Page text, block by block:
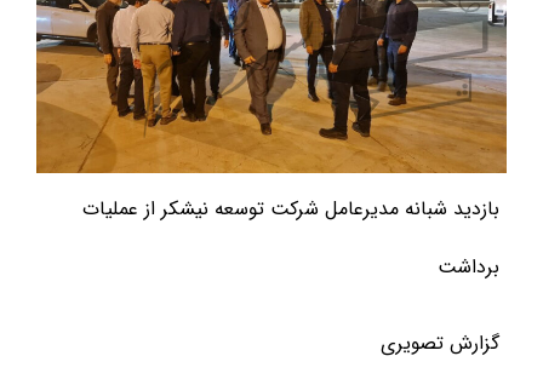
بازدید شبانه مدیرعامل شرکت توسعه نیشکر از عملیات
برداشت
گزارش تصویری